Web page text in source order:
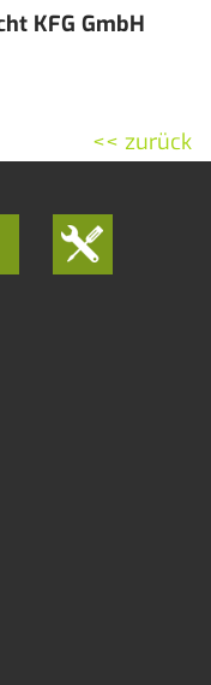
KFG GmbH
<< zurück